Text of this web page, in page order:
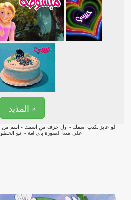
المذيد »
لو عايز تكتب اسمك - اول حرف من اسمك - اسم
على هذه الصورة بأي لغة - اتبع